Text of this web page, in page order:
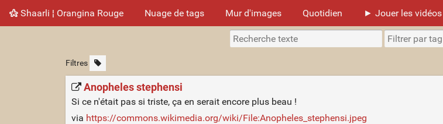
Shaarli ¦ Orangina Rouge Nuage de tags Mur d'images Quotidien ► Jouer les vidéos
Filtres
Anopheles stephensi
Si ce n'était pas si triste, ça en serait encore plus beau !
via https://commons.wikimedia.org/wiki/File:Anopheles_stephensi.jpeg